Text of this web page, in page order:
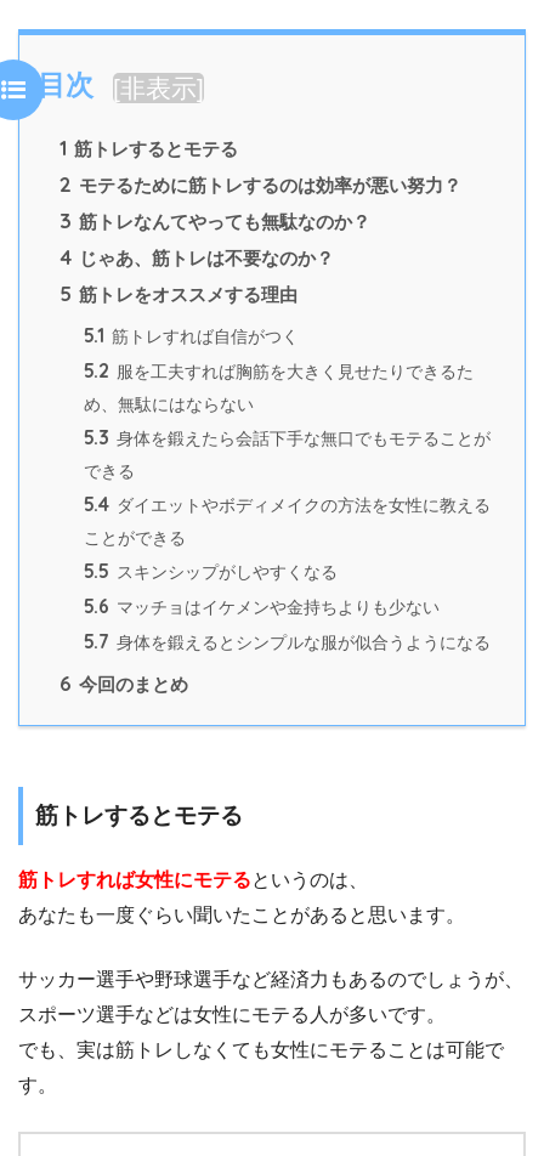
目次 [非表示]
1 筋トレするとモテる
2 モテるために筋トレするのは効率が悪い努力？
3 筋トレなんてやっても無駄なのか？
4 じゃあ、筋トレは不要なのか？
5 筋トレをオススメする理由
5.1 筋トレすれば自信がつく
5.2 服を工夫すれば胸筋を大きく見せたりできるた
め、無駄にはならない
5.3 身体を鍛えたら会話下手な無口でもモテることが
できる
5.4 ダイエットやボディメイクの方法を女性に教える
ことができる
5.5 スキンシップがしやすくなる
5.6 マッチョはイケメンや金持ちよりも少ない
5.7 身体を鍛えるとシンプルな服が似合うようになる
6 今回のまとめ
筋トレするとモテる
筋トレすれば女性にモテるというのは、
あなたも一度ぐらい聞いたことがあると思います。
サッカー選手や野球選手など経済力もあるのでしょうが、
スポーツ選手などは女性にモテる人が多いです。
でも、実は筋トレしなくても女性にモテることは可能で
す。